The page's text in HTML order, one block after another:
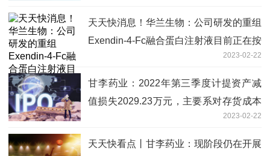
产品的生产销售工作
天天快消息！华兰生物：公司研发的重组
Exendin-4-Fc融合蛋白注射液目前正在按
2023-02-22
甘李药业：2022年第三季度计提资产减
值损失2029.23万元，主要系对存货成本
高于其可变现净值的存货计提存货跌价准
备-速读
2023-02-22
天天快看点丨甘李药业：现阶段仍在开展